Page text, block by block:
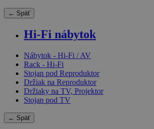
← Späť
Hi-Fi nábytok
Nábytok - Hi-Fi / AV
Rack - Hi-Fi
Stojan pod Reproduktor
Držiak na Reproduktor
Držiaky na TV, Projektor
Stojan pod TV
← Späť